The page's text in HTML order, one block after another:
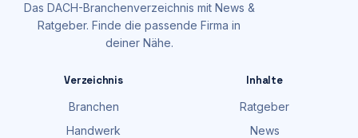
Das DACH-Branchenverzeichnis mit News &
Ratgeber. Finde die passende Firma in
deiner Nähe.
Verzeichnis
Branchen
Handwerk
Inhalte
Ratgeber
News